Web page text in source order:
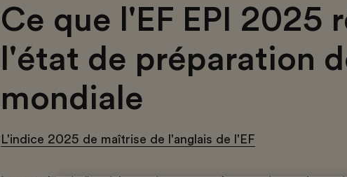
Ce que l'EF EPI 2025
l'état de préparation
mondiale
L'indice 2025 de maîtrise de l'anglais de l'EF